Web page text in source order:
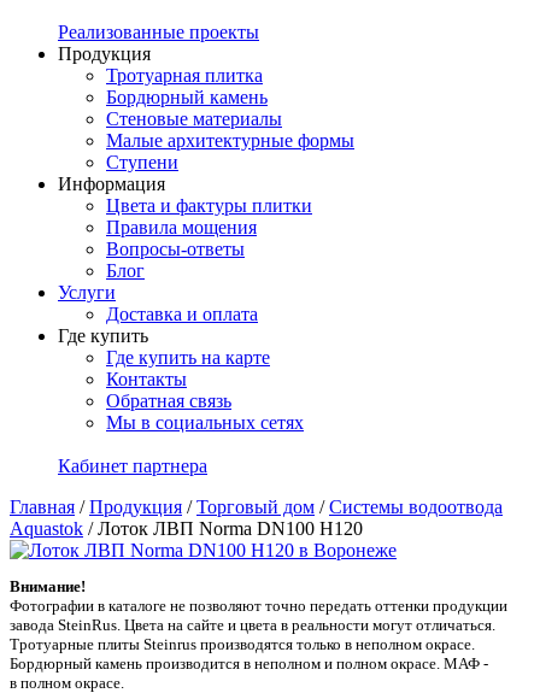
Реализованные проекты
Продукция
Тротуарная плитка
Бордюрный камень
Стеновые материалы
Малые архитектурные формы
Ступени
Информация
Цвета и фактуры плитки
Правила мощения
Вопросы-ответы
Блог
Услуги
Доставка и оплата
Где купить
Где купить на карте
Контакты
Обратная связь
Мы в социальных сетях
Кабинет партнера
Главная /Продукция /Торговый дом /Системы водоотвода
Aquastok /Лоток ЛВП Norma DN100 H120
Внимание!
Фотографии в каталоге не позволяют точно передать оттенки продукции
заводa SteinRus. Цвета на сайте и цвета в реальности могут отличаться.
Тротуарные плиты Steinrus производятся только в неполном окрасе.
Бордюрный камень производится в неполном и полном окрасе. МАФ -
в полном окрасе.